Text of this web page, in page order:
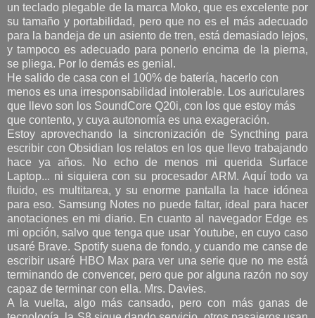
un teclado plegable de la marca Moko, que es excelente por
su tamaño y portabilidad, pero que no es el más adecuado
para la bandeja de un asiento de tren, está demasiado lejos,
y tampoco es adecuado para ponerlo encima de la pierna,
se pliega. Por lo demás es genial.
He salido de casa con el 100% de batería, hacerlo con
menos es una irresponsabilidad intolerable. Los auriculares
que llevo son los SoundCore Q20i, con los que estoy más
que contento, y cuya autonomía es una exageración.
Estoy aprovechando la sincronización de Syncthing para
escribir con Obsidian los relatos en los que llevo trabajando
hace ya años. No echo de menos mi querida Surface
Laptop... ni siquiera con su procesador ARM. Aquí todo va
fluido, es multitarea, y su enorme pantalla la hace idónea
para eso. Samsung Notes no puede faltar, ideal para hacer
anotaciones en mi diario. En cuanto al navegador Edge es
mi opción, salvo que tenga que usar Youtube, en cuyo caso
usaré Brave. Spotify suena de fondo, y cuando me canse de
escribir usaré HBO Max para ver una serie que no me está
terminando de convencer, pero que por alguna razón no soy
capaz de terminar con ella. Mrs. Davies.
A la vuelta, algo más cansado, pero con más ganas de